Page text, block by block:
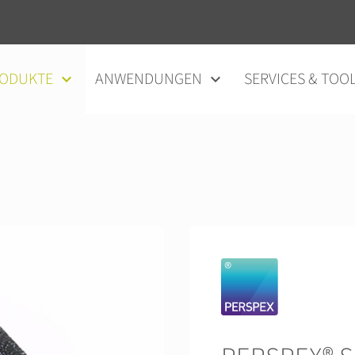
ANWENDUNGEN SERVICES &